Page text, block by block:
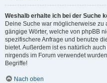
Weshalb erhalte ich bei der Suche
Deine Suche war möglicherweise
gängige Wörter, welche von phpBB
spezifischere Anfrage und benutze
bietet. Außerdem ist es natürlich
nirgends im Forum verwendet
Begriffe!
Nach oben